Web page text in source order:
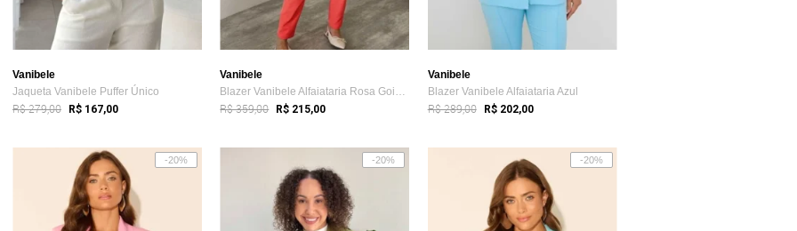
Vanibele
Jaqueta Vanibele Puffer Único
R$ 279,00 R$ 167,00
Vanibele
Blazer Vanibele Alfaiataria Rosa Goiaba
R$ 359,00 R$ 215,00
Vanibele
Blazer Vanibele Alfaiataria Azul
R$ 289,00 R$ 202,00
-20% -20% -20%